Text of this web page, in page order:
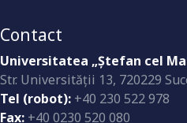
Contact
Universitatea „Ştefan cel
Str. Universităţii 13, 720229
Tel (robot): +40 230 522 978
Fax: +40 0230 520 080